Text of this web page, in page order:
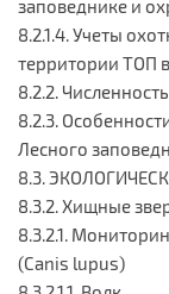
заповеднике и
8.2.1.4. Учеты
территории ТОП
8.2.2.
8.2.3.
Лесного
8.3.
8.3.2. Хищные
8.3.2.1.
(Canis lupus)